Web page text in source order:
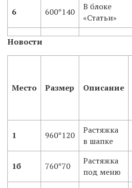
6 600*140
В блоке
«Статьи»
Новости
Место Размер Описание
1 960*120
Растяжка
в шапке
1б 760*70
Растяжка
под меню